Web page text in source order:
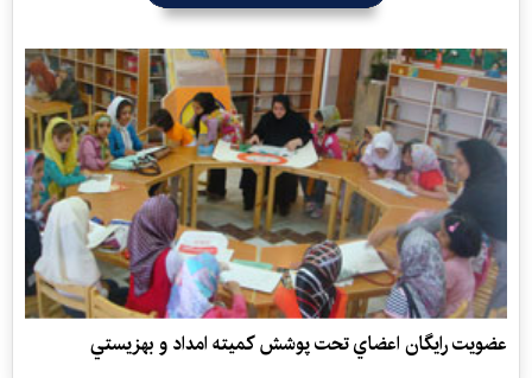
عضويت رايگان اعضاي تحت پوشش كميته امداد و بهزيستي